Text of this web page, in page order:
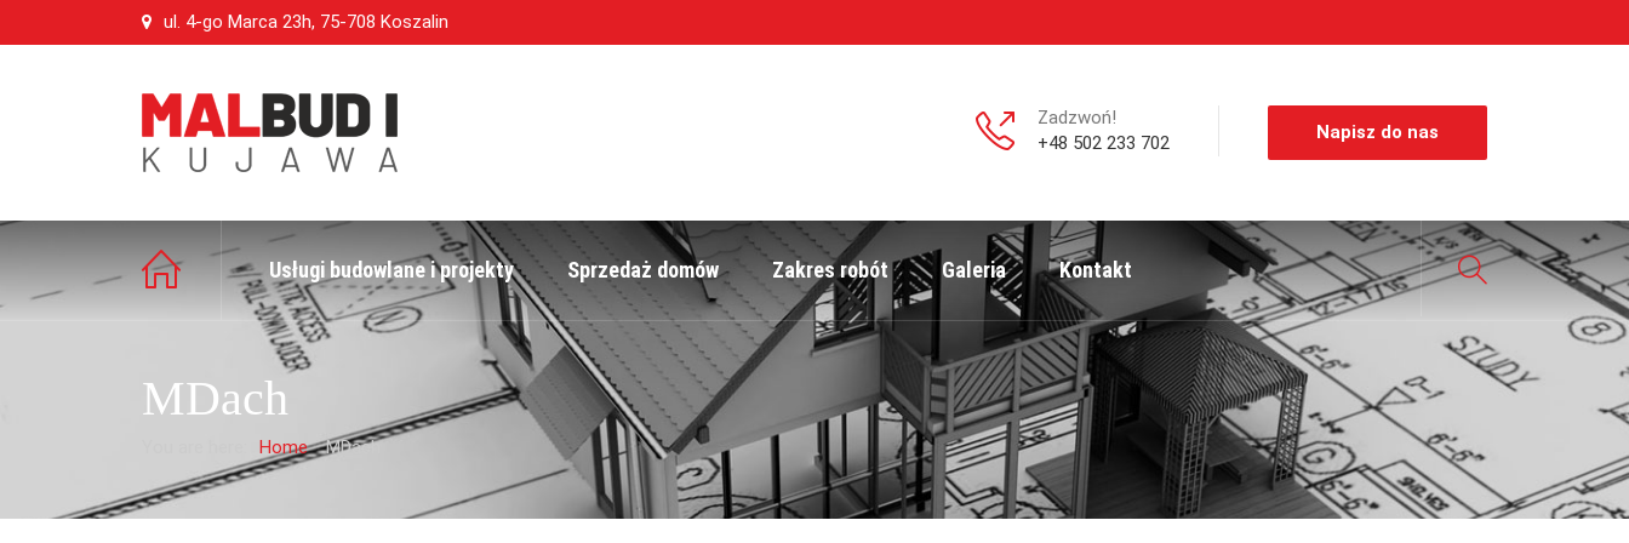
ul. 4-go Marca 23h, 75-708 Koszalin
Zadzwoń!
+48 502 233 702
Napisz do nas
Usługi budowlane i projekty Sprzedaż domów Zakres robót Galeria Kontakt
MDach
Home MDach